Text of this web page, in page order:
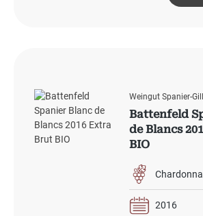
Weingut Spanier-
Battenfeld
de Blancs
BIO
2016